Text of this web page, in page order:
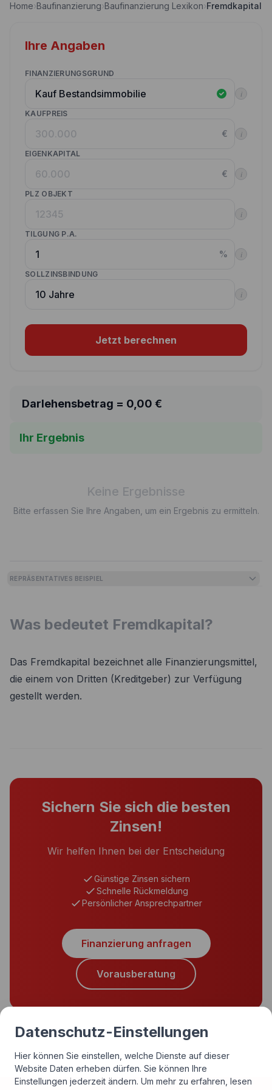
Nebenkostenrechner
Partner werden
Websitetools Baufinanzierung
Unsere Produktpartner
Kontakt
Home›Baufinanzierung›Baufinanzierung Lexikon›Fremdkapital
Ihre Angaben
FINANZIERUNGSGRUND
i
KAUFPREIS
€ i
EIGENKAPITAL
€ i
PLZ OBJEKT
i
TILGUNG P.A.
% i
SOLLZINSBINDUNG
i
Jetzt berechnen
Darlehensbetrag = 0,00 €
Ihr Ergebnis
Keine Ergebnisse
Bitte erfassen Sie Ihre Angaben, um ein Ergebnis zu ermitteln.
REPRÄSENTATIVES BEISPIEL
Was bedeutet Fremdkapital?
Das Fremdkapital bezeichnet alle Finanzierungsmittel,
die einem von Dritten (Kreditgeber) zur Verfügung
gestellt werden.
Sichern Sie sich die besten
Zinsen!
Wir helfen Ihnen bei der Entscheidung
Günstige Zinsen sichern
Schnelle Rückmeldung
Persönlicher Ansprechpartner
Finanzierung anfragen
Vorausberatung
Datenschutz-Einstellungen
Hier können Sie einstellen, welche Dienste auf dieser
Website Daten erheben dürfen. Sie können Ihre
Einstellungen jederzeit ändern. Um mehr zu erfahren, lesen